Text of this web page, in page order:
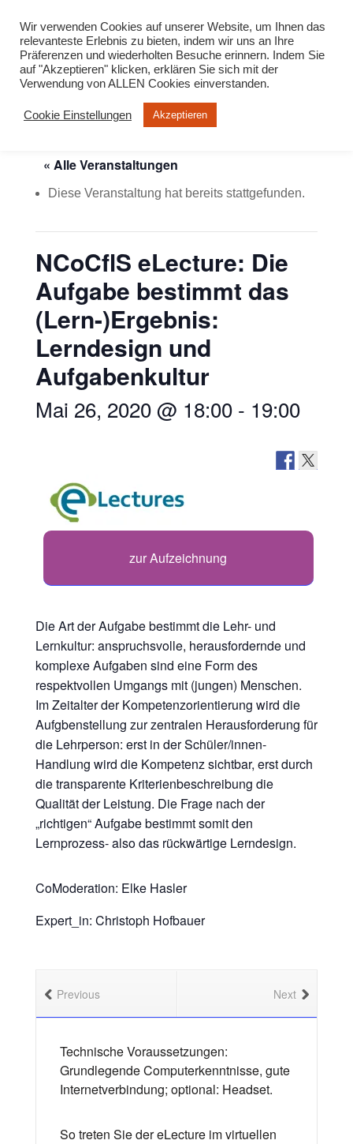
« Alle Veranstaltungen
Diese Veranstaltung hat bereits stattgefunden.
NCoCflS eLecture: Die
Aufgabe bestimmt das
(Lern-)Ergebnis:
Lerndesign und
Aufgabenkultur
Mai 26, 2020 @ 18:00- 19:00
zur Aufzeichnung
Die Art der Aufgabe bestimmt die Lehr- und
Lernkultur: anspruchsvolle, herausfordernde und
komplexe Aufgaben sind eine Form des
respektvollen Umgangs mit (jungen) Menschen.
Im Zeitalter der Kompetenzorientierung wird die
Aufgbenstellung zur zentralen Herausforderung für
die Lehrperson: erst in der Schüler/innen-
Handlung wird die Kompetenz sichtbar, erst durch
die transparente Kriterienbeschreibung die
Qualität der Leistung. Die Frage nach der
„richtigen“ Aufgabe bestimmt somit den
Lernprozess- also das rückwärtige Lerndesign.
CoModeration: Elke Hasler
Expert_in: Christoph Hofbauer
Next
Previous
Technische Voraussetzungen:
Grundlegende Computerkenntnisse, gute
Internetverbindung; optional: Headset.
So treten Sie der eLecture im virtuellen
Wir verwenden Cookies auf unserer Website, um Ihnen das
relevanteste Erlebnis zu bieten, indem wir uns an Ihre
Präferenzen und wiederholten Besuche erinnern. Indem Sie
auf "Akzeptieren" klicken, erklären Sie sich mit der
Verwendung von ALLEN Cookies einverstanden.
Cookie Einstellungen Akzeptieren